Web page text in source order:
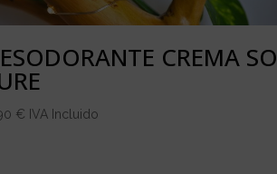
CREMA SO
€ IVA Incluido